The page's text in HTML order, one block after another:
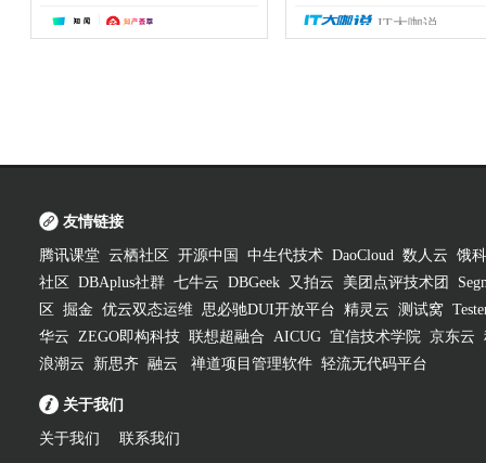
IT大咖说
友情链接
腾讯课堂 云栖社区 开源中国 中生代技术 DaoCloud 数人云 饿
社区
DBAplus社群 七牛云 DBGeek 又拍云 美团点评技术团
区
掘金 优云双态运维 思必驰DUI开放平台 精灵云 测试窝
华云 ZEGO即构科技 联想超融合 AICUG 宜信技术学院 京东云
浪潮云
新思齐 融云 禅道项目管理软件 轻流无代码平台
关于我们
关于我们 联系我们